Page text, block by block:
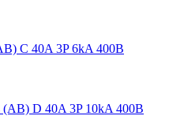
C 40A 3P 6kA 400В